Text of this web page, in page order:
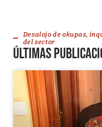
Desalojo de okupas,
del sector
Últimas